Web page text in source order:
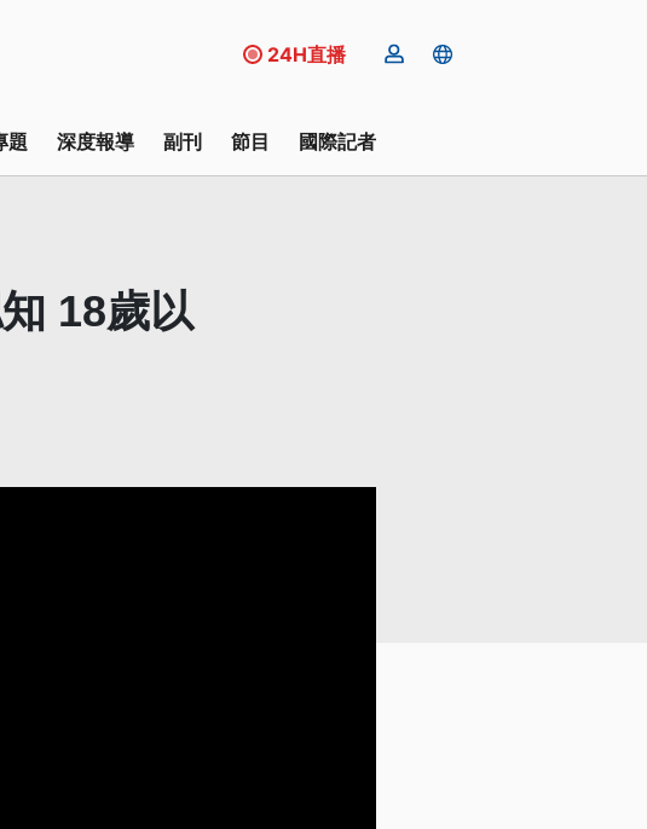
24H直播
題 深度報導 副刊 節目 國際記者
18歲以